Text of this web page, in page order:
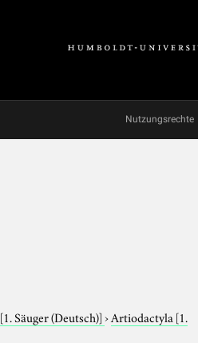
Nutzungsrechte
[1. Säuger (Deutsch)]›Artiodactyla [1.